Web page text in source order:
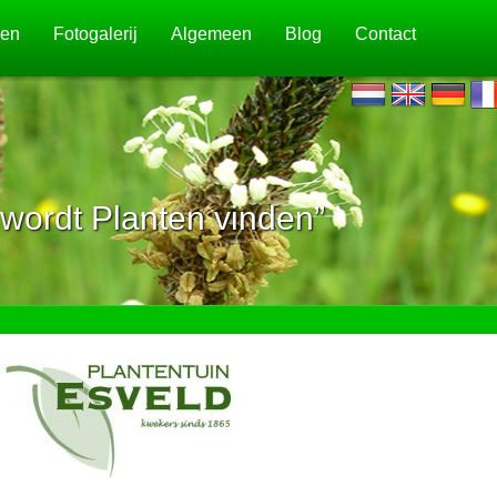
Fotogalerij Algemeen Blog Contact
Planten vinden”